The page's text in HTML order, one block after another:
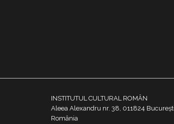
INSTITUTUL CULTURAL ROMÂN
Aleea Alexandru nr. 38, 011824
România